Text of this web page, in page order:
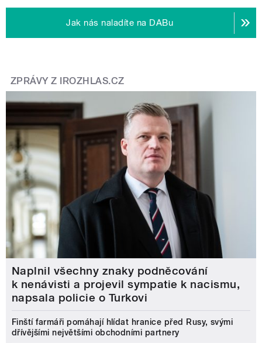
Jak nás naladíte na DABu
ZPRÁVY Z IROZHLAS.CZ
Naplnil všechny znaky podněcování
k nenávisti a projevil sympatie k nacismu,
napsala policie o Turkovi
Finští farmáři pomáhají hlídat hranice před Rusy, svými
dřívějšími největšími obchodními partnery